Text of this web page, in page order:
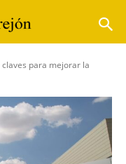
para mejorar la